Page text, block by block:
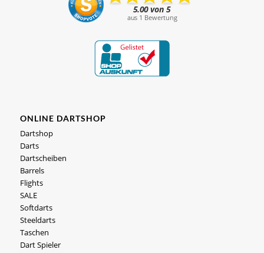
ONLINE DARTSHOP
Dartshop
Darts
Dartscheiben
Barrels
Flights
SALE
Softdarts
Steeldarts
Taschen
Dart Spieler